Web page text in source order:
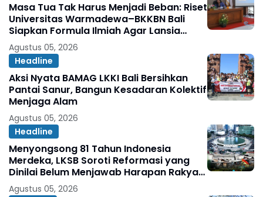
Masa Tua Tak Harus Menjadi Beban: Riset
Universitas Warmadewa–BKKBN Bali
Siapkan Formula Ilmiah Agar Lansia
Tetap Sehat, Bahagia, dan Produktif
Agustus 05, 2026
Headline
Aksi Nyata BAMAG LKKI Bali Bersihkan
Pantai Sanur, Bangun Kesadaran Kolektif
Menjaga Alam
Agustus 05, 2026
Headline
Menyongsong 81 Tahun Indonesia
Merdeka, LKSB Soroti Reformasi yang
Dinilai Belum Menjawab Harapan Rakyat
Oleh: Abdul Ghopur
Agustus 05, 2026